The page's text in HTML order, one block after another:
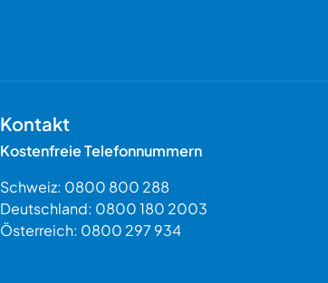
Kontakt
Kostenfreie Telefonnummern
Schweiz: 0800 800 288
Deutschland: 0800 180 2003
Österreich: 0800 297 934